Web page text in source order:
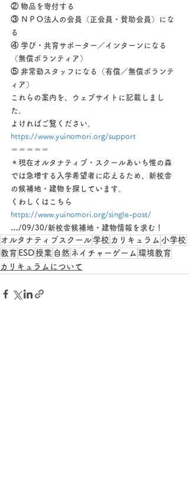
② 物品を寄付する
③ ＮＰＯ法人の会員（正会員・賛助会員）にな
る
④ 学び・共育サポーター／インターンになる
（無償ボランティア）
⑤ 非常勤スタッフになる（有償／無償ボランテ
ィア）​
これらの案内を、ウェブサイトに記載しまし
た。
よければご覧ください。
https://www.yuinomori.org/support
＝＝＝＝＝
＊現在オルタナティブ・スクールあいち惟の森
では急増する入学希望者に応えるため、新校舎
の候補地・建物を探しています。
くわしくはこちら
https://www.yuinomori.org/single-post/
…/09/30/新校舎候補地・建物情報を求む！
オルタナティブスクール 学校 カリキュラム 小学校
教育 ESD授業 自然 ネイチャーゲーム 環境教育
カリキュラムについて